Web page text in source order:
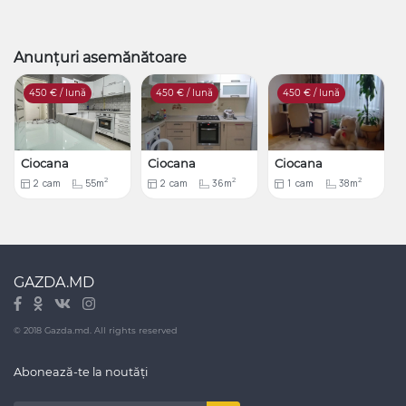
Anunțuri asemănătoare
450 € / lună
Ciocana
2 cam 55m2
450 € / lună
Ciocana
2 cam 36m2
450 € / lună
Ciocana
1 cam 38m2
GAZDA.MD
© 2018 Gazda.md. All rights reserved
Abonează-te la noutăți